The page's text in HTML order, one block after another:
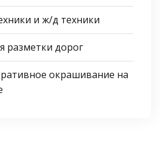
и ж/д техники
разметки дорог
окрашивание на